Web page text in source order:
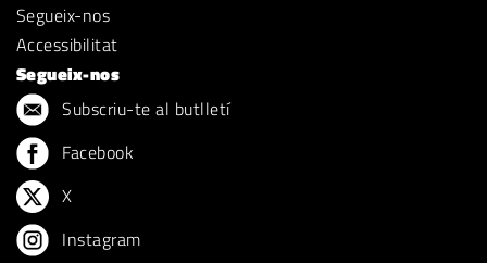
Segueix-nos
Accessibilitat
Segueix-nos
Subscriu-te al butlletí
Facebook
X
Instagram